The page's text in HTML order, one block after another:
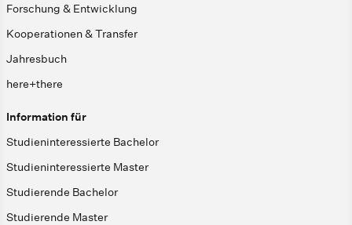
Forschung & Entwicklung
Kooperationen & Transfer
Jahresbuch
here+there
Information für
Studieninteressierte Bachelor
Studieninteressierte Master
Studierende Bachelor
Studierende Master